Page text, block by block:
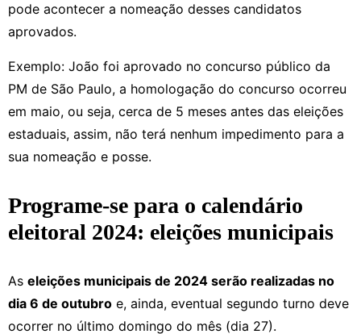
pode acontecer a nomeação desses candidatos
aprovados.
Exemplo: João foi aprovado no concurso público da
PM de São Paulo, a homologação do concurso ocorreu
em maio, ou seja, cerca de 5 meses antes das eleições
estaduais, assim, não terá nenhum impedimento para a
sua nomeação e posse.
Programe-se para o calendário
eleitoral 2024: eleições municipais
As eleições municipais de 2024 serão realizadas no
dia 6 de outubro e, ainda, eventual segundo turno deve
ocorrer no último domingo do mês (dia 27).